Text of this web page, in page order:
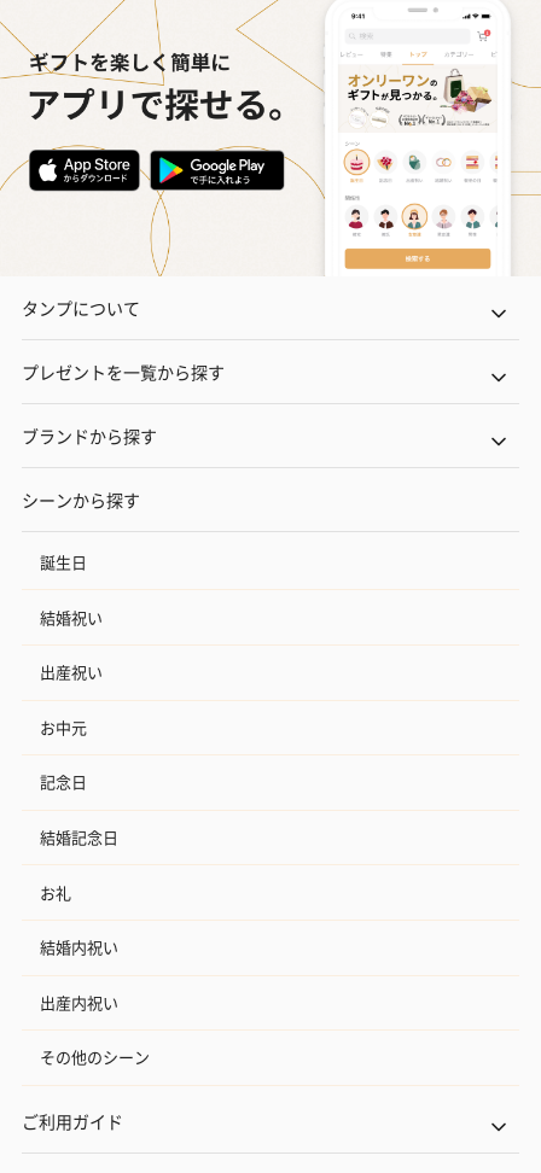
タンプについて
プレゼントを一覧から探す
ブランドから探す
シーンから探す
誕生日
結婚祝い
出産祝い
お中元
記念日
結婚記念日
お礼
結婚内祝い
出産内祝い
その他のシーン
ご利用ガイド